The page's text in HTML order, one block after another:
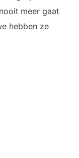
meer gaat
hebben ze